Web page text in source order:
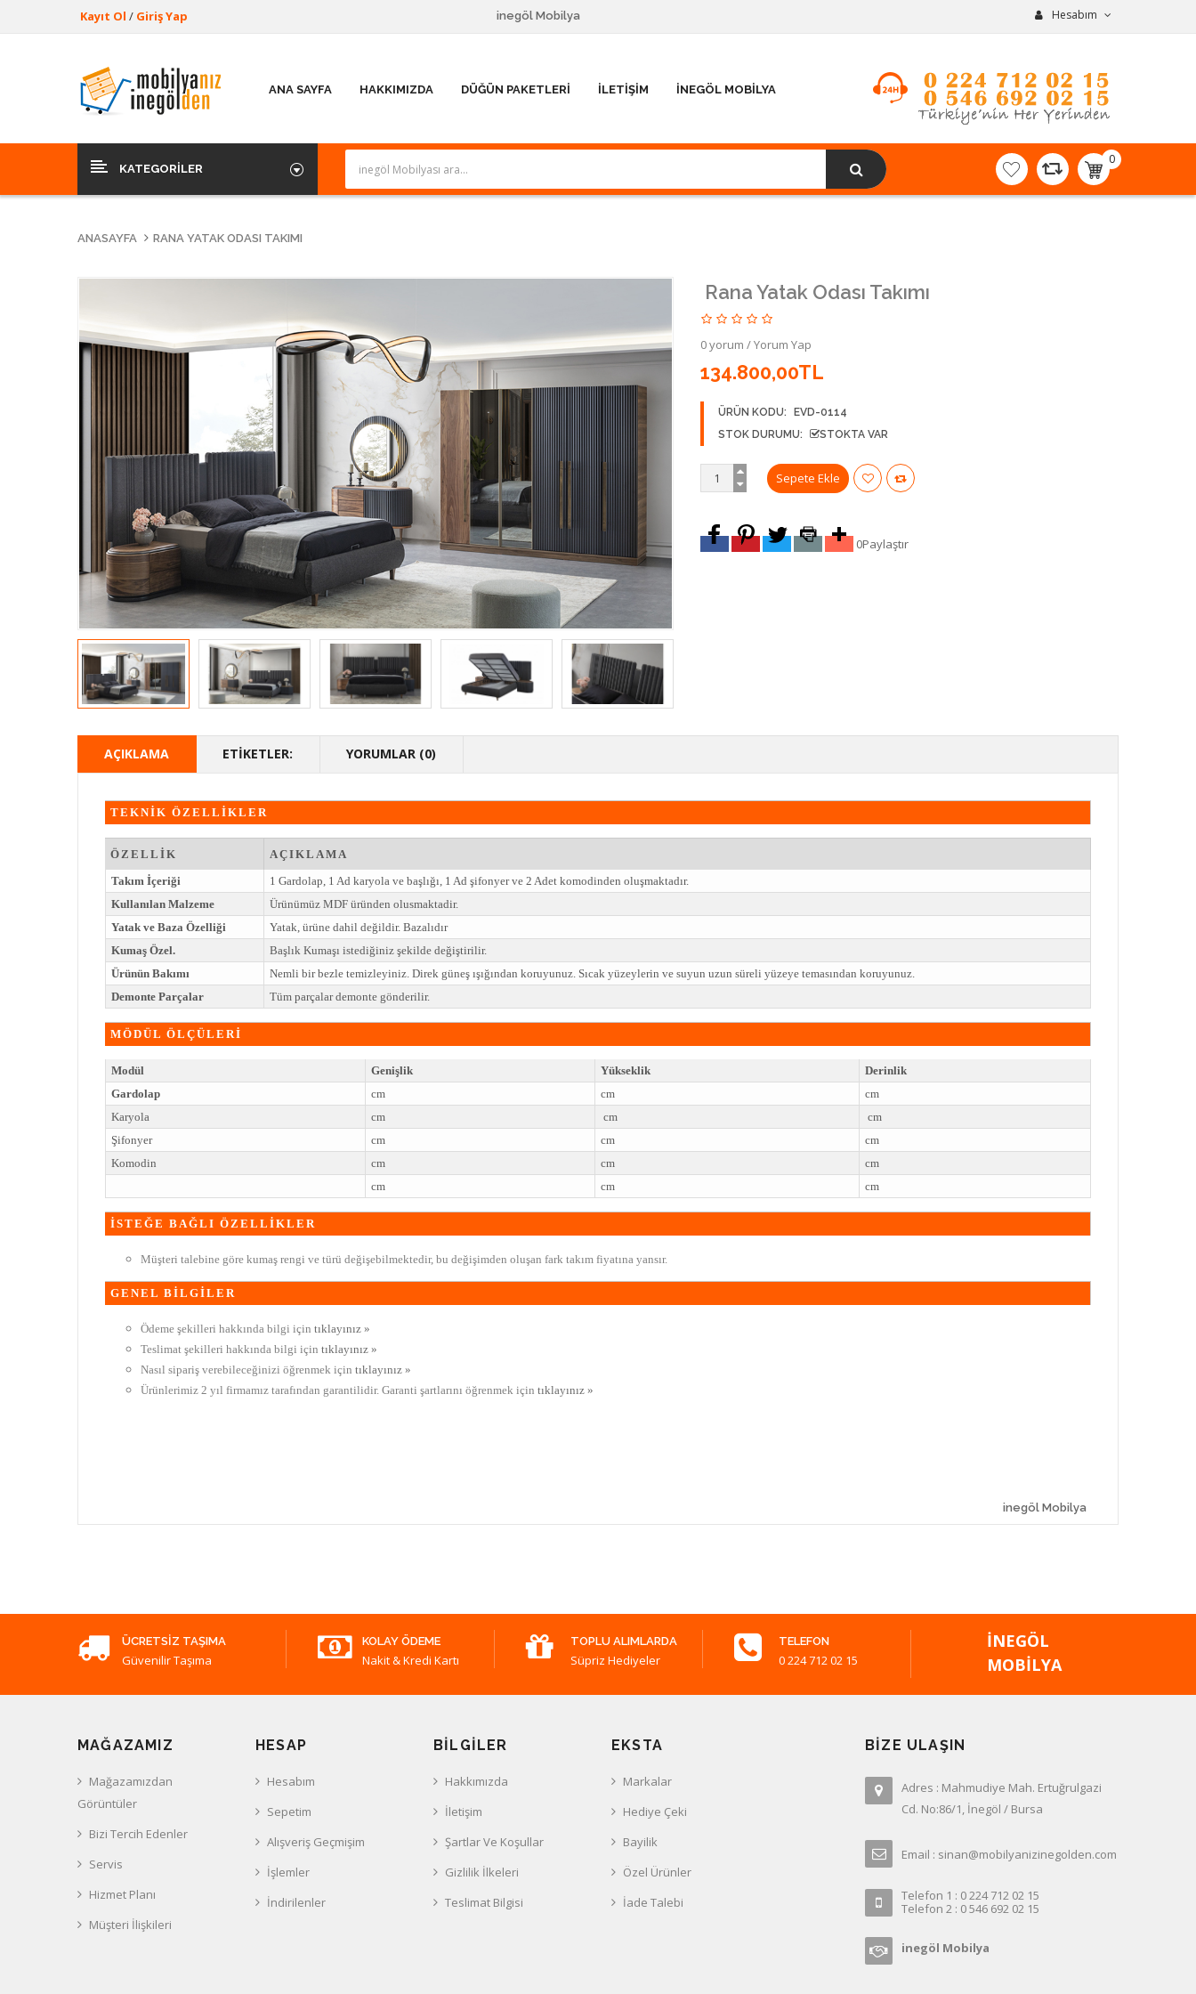
inegöl Mobilya
Kayıt Ol / Giriş Yap Hesabım
ANA SAYFA HAKKIMIZDA DÜĞÜN PAKETLERI İLETIŞIM İNEGÖL MOBILYA
KATEGORILER
0
item(s)
-
ANASAYFA RANA YATAK ODASI TAKIMI
Rana Yatak Odası Takımı
0 yorum /Yorum Yap
134.800,00TL
ÜRÜN KODU:
EVD-0114
STOK DURUMU:
STOKTA VAR
0Paylaştır
AÇIKLAMA ETIKETLER: YORUMLAR (0)
TEKNİK ÖZELLİKLER
ÖZELLİK
AÇIKLAMA
Takım İçeriği
1 Gardolap, 1 Ad karyola ve başlığı, 1 Ad şifonyer ve 2 Adet komodinden oluşmaktadır.
Kullanılan Malzeme
Ürünümüz MDF üründen olusmaktadir.
Yatak ve Baza Özelliği
Yatak, ürüne dahil değildir. Bazalıdır
Kumaş Özel.
Başlık Kumaşı istediğiniz şekilde değiştirilir.
Ürünün Bakımı
Nemli bir bezle temizleyiniz. Direk güneş ışığından koruyunuz. Sıcak yüzeylerin ve suyun uzun süreli yüzeye temasından koruyunuz.
Demonte Parçalar
Tüm parçalar demonte gönderilir.
MÖDÜL ÖLÇÜLERİ
Modül Genişlik Yükseklik
Derinlik
Gardolap
cm cm
cm
Karyola
cm cm
cm
Şifonyer
cm cm
cm
Komodin
cm cm
cm
cm
cm cm
İSTEĞE BAĞLI ÖZELLİKLER
Müşteri talebine göre kumaş rengi ve türü değişebilmektedir, bu değişimden oluşan fark takım fiyatına yansır.
GENEL BİLGİLER
Ödeme şekilleri hakkında bilgi için tıklayınız »
Teslimat şekilleri hakkında bilgi için tıklayınız »
Nasıl sipariş verebileceğinizi öğrenmek için tıklayınız »
Ürünlerimiz 2 yıl firmamız tarafından garantilidir. Garanti şartlarını öğrenmek için tıklayınız »
inegöl Mobilya
ÜCRETSIZ TAŞIMA
Güvenilir Taşıma
KOLAY ÖDEME
Nakit & Kredi Kartı
TOPLU ALIMLARDA
Süpriz Hediyeler
TELEFON
0 224 712 02 15
İNEGÖL
MOBILYA
MAĞAZAMIZ
Mağazamızdan
Görüntüler
Bizi Tercih Edenler
Servis
Hizmet Planı
Müşteri İlişkileri
HESAP
Hesabım
Sepetim
Alışveriş Geçmişim
İşlemler
İndirilenler
BILGILER
Hakkımızda
İletişim
Şartlar Ve Koşullar
Gizlilik İlkeleri
Teslimat Bilgisi
EKSTA
Markalar
Hediye Çeki
Bayilik
Özel Ürünler
İade Talebi
BIZE ULAŞIN
Adres : Mahmudiye Mah. Ertuğrulgazi
Cd. No:86/1, İnegöl / Bursa
Email : sinan@mobilyanizinegolden.com
Telefon 1 : 0 224 712 02 15
Telefon 2 : 0 546 692 02 15
inegöl Mobilya